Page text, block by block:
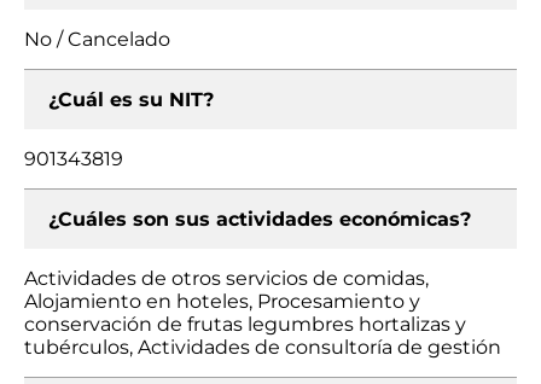
No / Cancelado
¿Cuál es su NIT?
901343819
¿Cuáles son sus actividades económicas?
Actividades de otros servicios de comidas,
Alojamiento en hoteles, Procesamiento y
conservación de frutas legumbres hortalizas y
tubérculos, Actividades de consultoría de gestión